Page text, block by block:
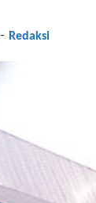
- Redaksi